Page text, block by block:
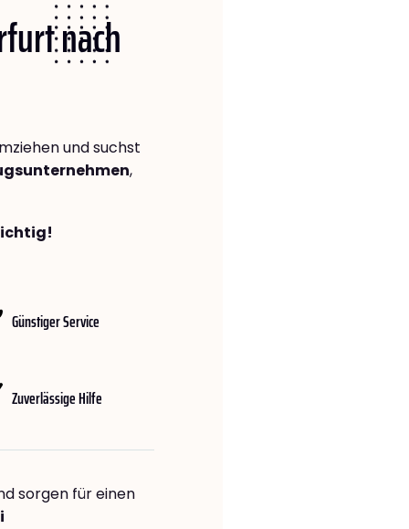
nach
und suchst
,
Günstiger Service
Zuverlässige Hilfe
sorgen für einen